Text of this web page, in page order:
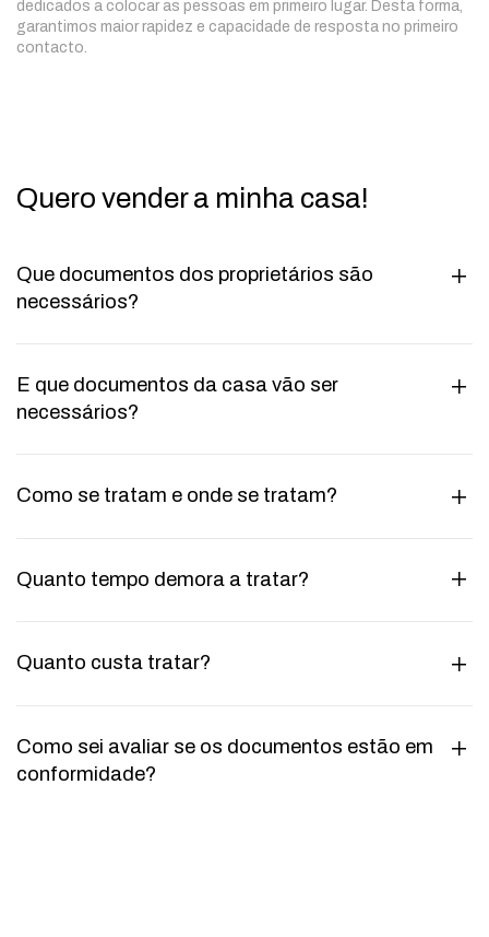
dedicados a colocar as pessoas em primeiro lugar. Desta forma,
garantimos maior rapidez e capacidade de resposta no primeiro
contacto.
Quero vender a minha casa!
Que documentos dos proprietários são
necessários?
E que documentos da casa vão ser
necessários?
Como se tratam e onde se tratam?
Quanto tempo demora a tratar?
Quanto custa tratar?
Como sei avaliar se os documentos estão em
conformidade?